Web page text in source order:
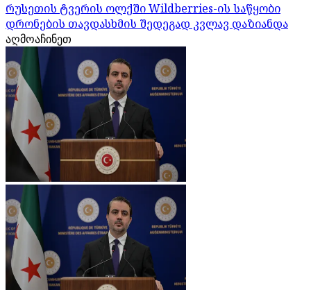
რუსეთის ტვერის ოლქში Wildberries-ის საწყობი
დრონების თავდასხმის შედეგად კვლავ დაზიანდა
აღმოაჩინეთ